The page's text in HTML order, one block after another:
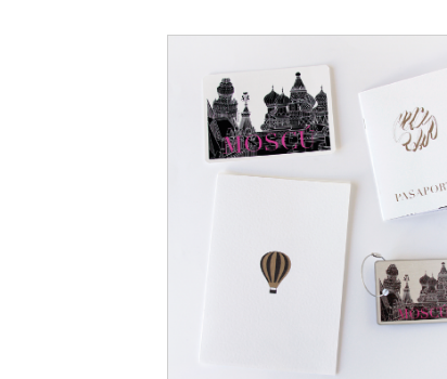
Diseño para una boda